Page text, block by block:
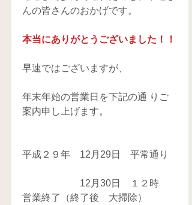
んの皆さんのおかげです。
本当にありがとうございました！！
早速ではございますが、
年末年始の営業日を下記の通 りご
案内申し上げます。
平成２９年　12月29日　平常通り
12月30日　１２時
営業終了（終了後　大掃除）